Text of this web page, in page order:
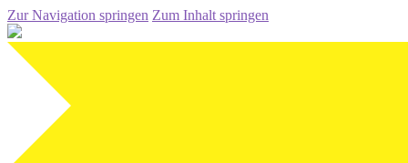
Zur Navigation springen Zum Inhalt springen